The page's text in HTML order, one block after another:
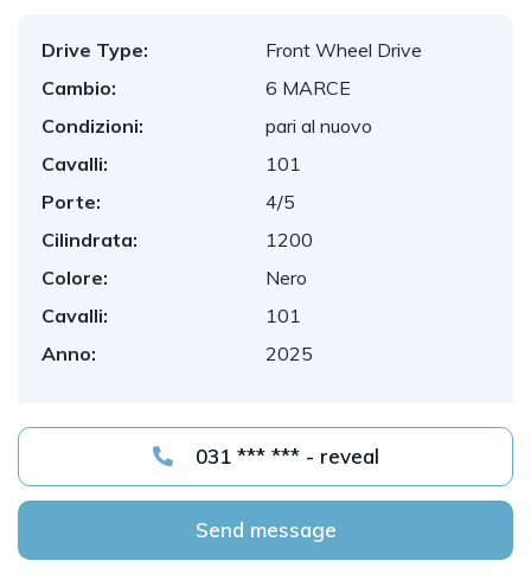
Drive Type:
Front Wheel Drive
Cambio:
6 MARCE
Condizioni:
pari al nuovo
Cavalli:
101
Porte:
4/5
Cilindrata:
1200
Colore:
Nero
Cavalli:
101
Anno:
2025
031 *** *** - reveal
Send message